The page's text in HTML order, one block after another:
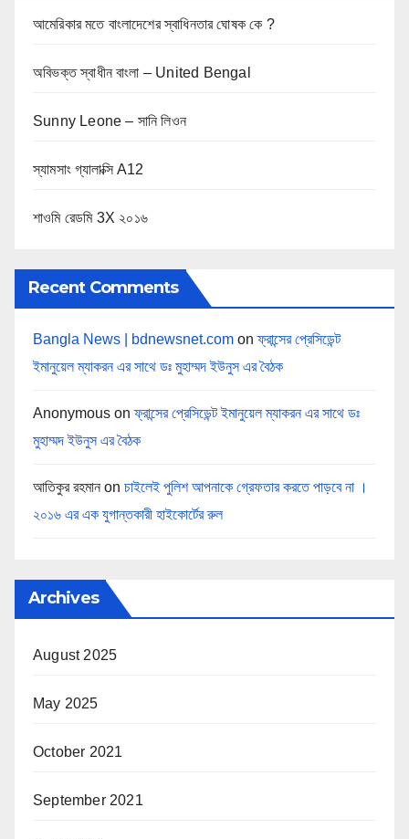
আমেরিকার মতে বাংলাদেশের স্বাধিনতার ঘোষক কে ?
অবিভক্ত স্বাধীন বাংলা – United Bengal
Sunny Leone – সানি লিওন
স্যামসাং গ্যালাক্সি A12
শাওমি রেডমি 3X ২০১৬
Recent Comments
Bangla News | bdnewsnet.com onফ্রান্সের প্রেসিডেন্ট
ইমানুয়েল ম্যাকরন এর সাথে ডঃ মুহাম্মদ ইউনুস এর বৈঠক
Anonymous onফ্রান্সের প্রেসিডেন্ট ইমানুয়েল ম্যাকরন এর সাথে ডঃ
মুহাম্মদ ইউনুস এর বৈঠক
আতিকুর রহমান on চাইলেই পুলিশ আপনাকে গ্রেফতার করতে পাড়বে না ।
২০১৬ এর এক যুগান্তকারী হাইকোর্টের রুল
Archives
August 2025
May 2025
October 2021
September 2021